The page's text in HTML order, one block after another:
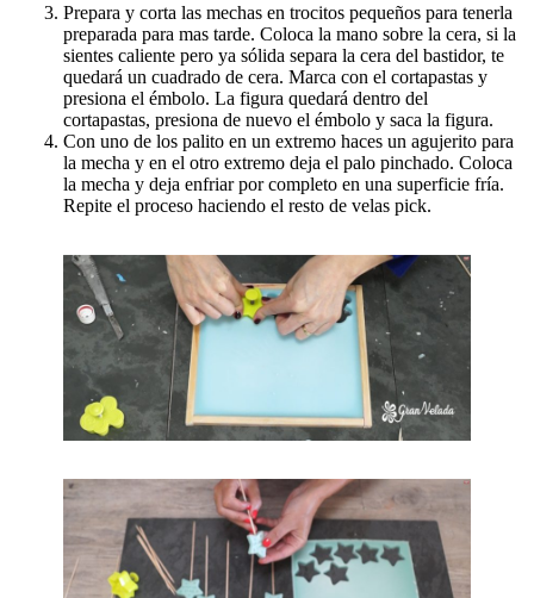
Prepara y corta las mechas en trocitos pequeños para tenerla
preparada para mas tarde. Coloca la mano sobre la cera, si la
sientes caliente pero ya sólida separa la cera del bastidor, te
quedará un cuadrado de cera. Marca con el cortapastas y
presiona el émbolo. La figura quedará dentro del
cortapastas, presiona de nuevo el émbolo y saca la figura.
Con uno de los palito en un extremo haces un agujerito para
la mecha y en el otro extremo deja el palo pinchado. Coloca
la mecha y deja enfriar por completo en una superficie fría.
Repite el proceso haciendo el resto de velas pick.